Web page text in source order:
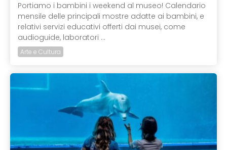
Portiamo i bambini i weekend al museo! Calendario
mensile delle principali mostre adatte ai bambini, e
relativi servizi educativi offerti dai musei, come
audioguide, laboratori ...
Arte e Cultura